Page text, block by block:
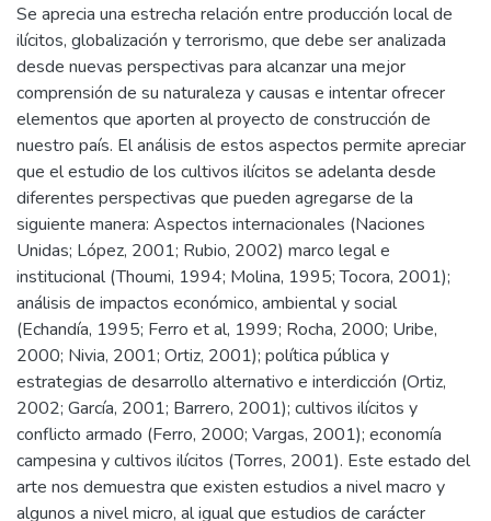
Se aprecia una estrecha relación entre producción local de
ilícitos, globalización y terrorismo, que debe ser analizada
desde nuevas perspectivas para alcanzar una mejor
comprensión de su naturaleza y causas e intentar ofrecer
elementos que aporten al proyecto de construcción de
nuestro país. El análisis de estos aspectos permite apreciar
que el estudio de los cultivos ilícitos se adelanta desde
diferentes perspectivas que pueden agregarse de la
siguiente manera: Aspectos internacionales (Naciones
Unidas; López, 2001; Rubio, 2002) marco legal e
institucional (Thoumi, 1994; Molina, 1995; Tocora, 2001);
análisis de impactos económico, ambiental y social
(Echandía, 1995; Ferro et al, 1999; Rocha, 2000; Uribe,
2000; Nivia, 2001; Ortiz, 2001); política pública y
estrategias de desarrollo alternativo e interdicción (Ortiz,
2002; García, 2001; Barrero, 2001); cultivos ilícitos y
conflicto armado (Ferro, 2000; Vargas, 2001); economía
campesina y cultivos ilícitos (Torres, 2001). Este estado del
arte nos demuestra que existen estudios a nivel macro y
algunos a nivel micro, al igual que estudios de carácter